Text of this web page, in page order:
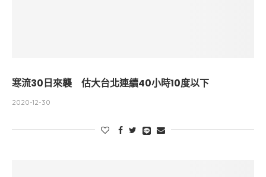
寒流30日來襲 估大台北連續40小時10度以下
2020-12-30